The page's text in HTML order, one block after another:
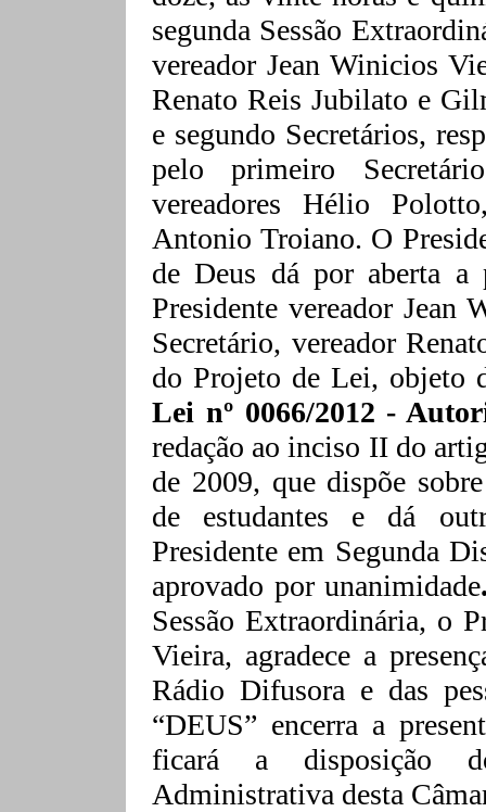
segunda Sessão
vereador Jean Winicios
Renato Reis Jubilato e
e segundo Secretários,
pelo primeiro
vereadores Hélio Polotto
Antonio Troiano. O
de Deus dá por aberta a
Presidente vereador Jean
Secretário, vereador
do Projeto de Lei, objeto
Lei nº 0066/2012 -
redação ao inciso II do
de 2009, que dispõe
de estudantes e dá
Presidente em Segunda
aprovado por unanimidade
Sessão Extraordinária, o
Vieira, agradece a
Rádio Difusora e das
“DEUS” encerra a
ficará a disposição
Administrativa desta